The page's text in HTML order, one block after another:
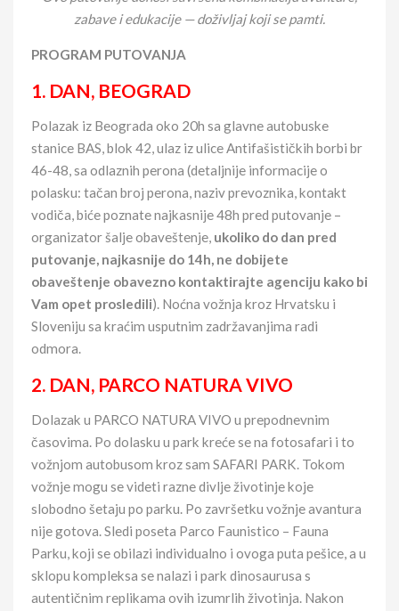
zabave i edukacije — doživljaj koji se pamti.
PROGRAM PUTOVANJA
1. DAN, BEOGRAD
Polazak iz Beograda oko 20h sa glavne autobuske
stanice BAS, blok 42, ulaz iz ulice Antifašističkih borbi br
46-48, sa odlaznih perona (detaljnije informacije o
polasku: tačan broj perona, naziv prevoznika, kontakt
vodiča, biće poznate najkasnije 48h pred putovanje –
organizator šalje obaveštenje, ukoliko do dan pred
putovanje, najkasnije do 14h, ne dobijete
obaveštenje obavezno kontaktirajte agenciju kako bi
Vam opet prosledili). Noćna vožnja kroz Hrvatsku i
Sloveniju sa kraćim usputnim zadržavanjima radi
odmora.
2. DAN, PARCO NATURA VIVO
Dolazak u PARCO NATURA VIVO u prepodnevnim
časovima. Po dolasku u park kreće se na fotosafari i to
vožnjom autobusom kroz sam SAFARI PARK. Tokom
vožnje mogu se videti razne divlje životinje koje
slobodno šetaju po parku. Po završetku vožnje avantura
nije gotova. Sledi poseta Parco Faunistico – Fauna
Parku, koji se obilazi individualno i ovoga puta pešice, a u
sklopu kompleksa se nalazi i park dinosaurusa s
autentičnim replikama ovih izumrlih životinja. Nakon